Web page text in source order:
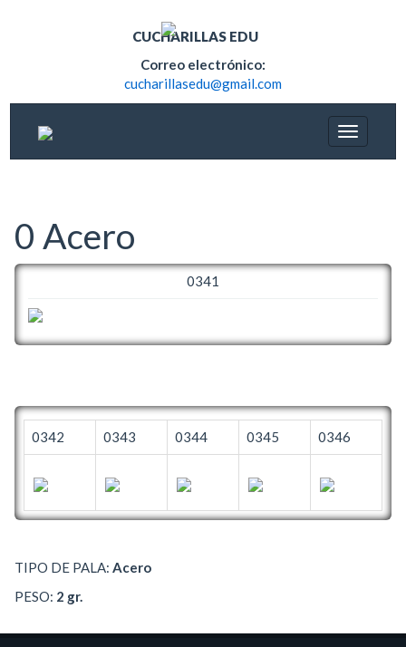
CUCHARILLAS EDU
Correo electrónico:
cucharillasedu@gmail.com
0 Acero
0341
0342 0343 0344 0345 0346
TIPO DE PALA: Acero
PESO: 2 gr.